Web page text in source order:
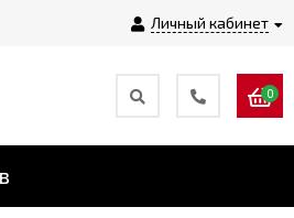
Личный кабинет
0